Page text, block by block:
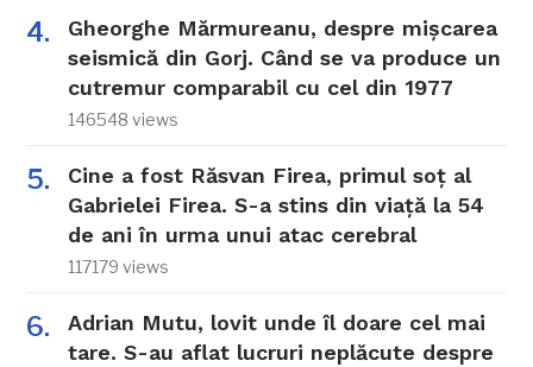
Gheorghe Mărmureanu, despre mișcarea
seismică din Gorj. Când se va produce un
cutremur comparabil cu cel din 1977
146548 views
Cine a fost Răsvan Firea, primul soț al
Gabrielei Firea. S-a stins din viață la 54
de ani în urma unui atac cerebral
117179 views
Adrian Mutu, lovit unde îl doare cel mai
tare. S-au aflat lucruri neplăcute despre